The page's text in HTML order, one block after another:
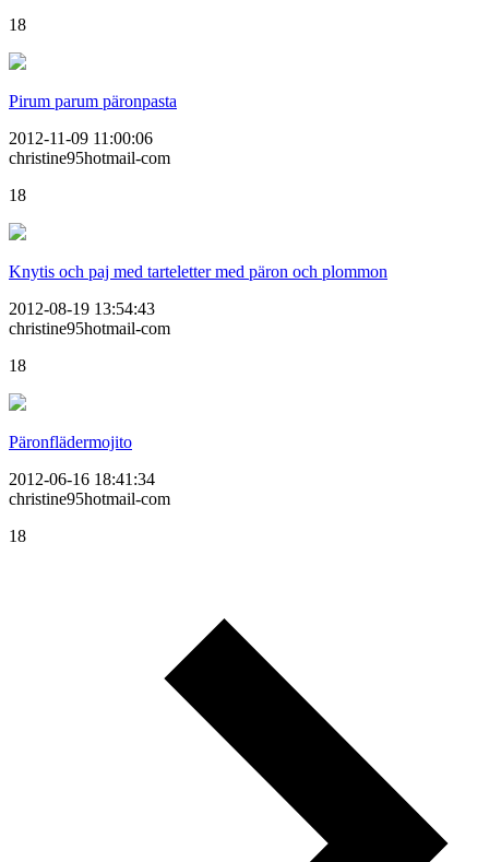
18
Pirum parum päronpasta
2012-11-09 11:00:06
christine95hotmail-com
18
Knytis och paj med tarteletter med päron och plommon
2012-08-19 13:54:43
christine95hotmail-com
18
Päronflädermojito
2012-06-16 18:41:34
christine95hotmail-com
18